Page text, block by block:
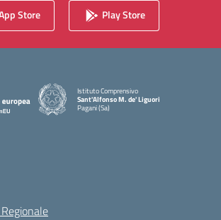
Store Play Store
Istituto Comprensivo
Sant'Alfonso M. de' Liguori
Pagani (Sa)
— Visita la pagina iniziale della scuola